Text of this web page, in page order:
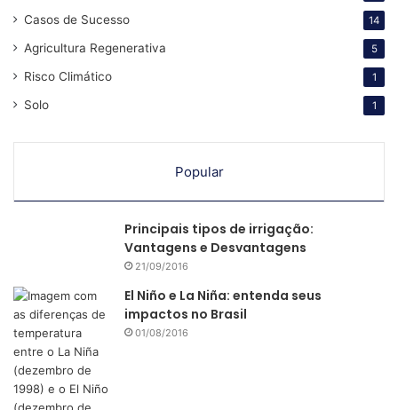
Casos de Sucesso 14
Agricultura Regenerativa 5
Risco Climático 1
Solo 1
Popular
Principais tipos de irrigação:
Vantagens e Desvantagens
21/09/2016
El Niño e La Niña: entenda seus
impactos no Brasil
01/08/2016